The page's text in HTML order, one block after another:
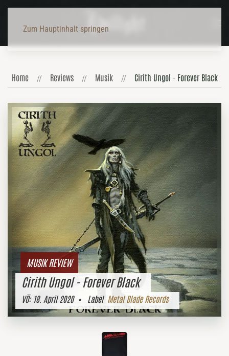
Zum Hauptinhalt springen
Home Reviews Musik Cirith Ungol - Forever Black
MUSIK REVIEW
Cirith Ungol - Forever Black
VÖ:18. April 2020• Label Metal Blade Records